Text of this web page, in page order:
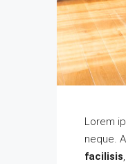
Lorem
neque.
facilisis